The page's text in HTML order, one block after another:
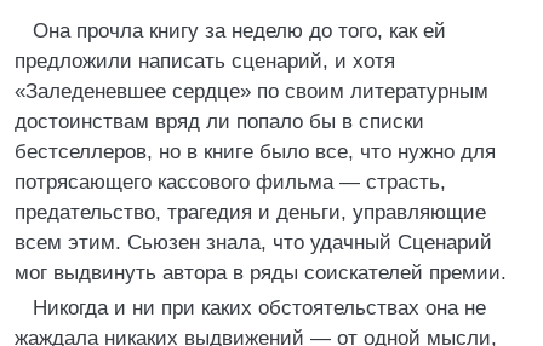
Она прочла книгу за неделю до того, как ей
предложили написать сценарий, и хотя
«Заледеневшее сердце» по своим литературным
достоинствам вряд ли попало бы в списки
бестселлеров, но в книге было все, что нужно для
потрясающего кассового фильма — страсть,
предательство, трагедия и деньги, управляющие
всем этим. Сьюзен знала, что удачный Сценарий
мог выдвинуть автора в ряды соискателей премии.
Никогда и ни при каких обстоятельствах она не
жаждала никаких выдвижений — от одной мысли,